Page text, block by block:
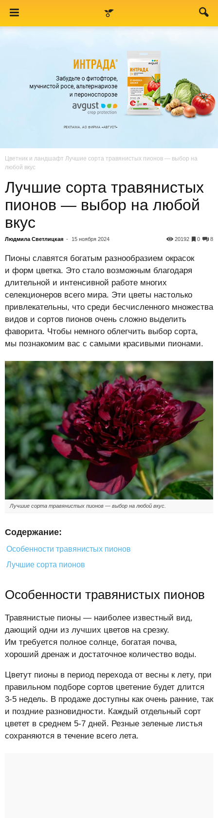
Цветник и ландшафт Лучшие сорта травянистых пионов — выбор на
любой вкус
Лучшие сорта травянистых
пионов — выбор на любой
вкус
Людмила Светлицкая - 15 ноября 2024 8
0
20192
Пионы славятся богатым разнообразием окрасок
и форм цветка. Это стало возможным благодаря
длительной и интенсивной работе многих
селекционеров всего мира. Эти цветы настолько
привлекательны, что среди бесчисленного множества
видов и сортов пионов очень сложно выделить
фаворита. Чтобы немного облегчить выбор сорта,
мы познакомим вас с самыми красивыми пионами.
Лучшие сорта травянистых пионов — выбор на любой вкус.
Содержание:
Особенности травянистых пионов
Лучшие сорта пионов
Особенности травянистых пионов
Травянистые пионы — наиболее известный вид,
дающий одни из лучших цветов на срезку.
Им требуется полное солнце, богатая почва,
хороший дренаж и достаточное количество воды.
Цветут пионы в период перехода от весны к лету, при
правильном подборе сортов цветение будет длится
3-5 недель. В продаже доступны как очень ранние, так
и поздние разновидности. Каждый отдельный сорт
цветет в среднем 5-7 дней. Резные зеленые листья
сохраняются в течение всего лета.